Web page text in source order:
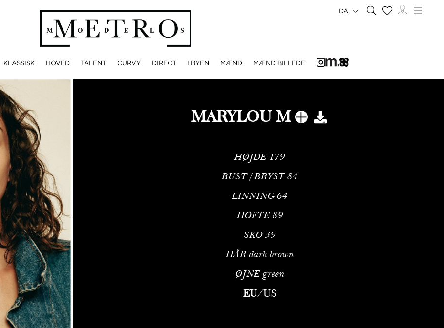
KLASSISK HOVED TALENT CURVY DIRECT I BYEN MÆND MÆND BILLEDE
DA
MARYLOU M
HØJDE 179
BUST / BRYST84
LINNING 64
HOFTE 89
SKO 39
HÅR dark brown
ØJNE green
EU/US